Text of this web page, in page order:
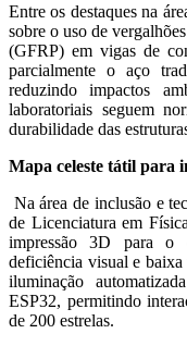
Entre os destaques na
sobre o uso de
(GFRP) em vigas de
parcialmente o aço
reduzindo impactos
laboratoriais seguem
durabilidade das
Mapa celeste tátil para
Na área de inclusão e
de Licenciatura em
impressão 3D para o
deficiência visual e baixa
iluminação
ESP32, permitindo
de 200 estrelas.